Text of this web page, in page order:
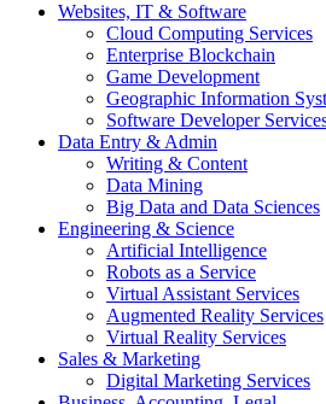
Websites, IT & Software
Cloud Computing Services
Enterprise Blockchain
Game Development
Geographic Information
Software Developer
Data Entry & Admin
Writing & Content
Data Mining
Big Data and Data Sciences
Engineering & Science
Artificial Intelligence
Robots as a Service
Virtual Assistant Services
Augmented Reality Services
Virtual Reality Services
Sales & Marketing
Digital Marketing Services